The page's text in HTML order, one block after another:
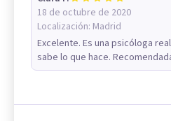
18 de octubre de 2020
Localización: Madrid
Excelente. Es una psicóloga
sabe lo que hace.